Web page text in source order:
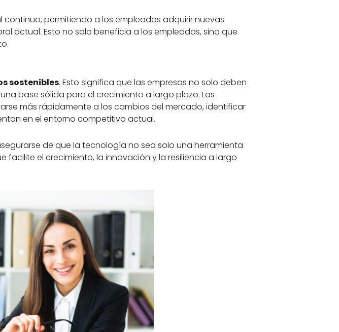
permitiendo a los empleados adquirir nuevas
actual. Esto no solo beneficia a los empleados, sino que
sostenibles. Esto significa que las empresas no solo deben
base sólida para el crecimiento a largo plazo. Las
más rápidamente a los cambios del mercado, identificar
en el entorno competitivo actual.
de que la tecnología no sea solo una herramienta
el crecimiento, la innovación y la resiliencia a largo